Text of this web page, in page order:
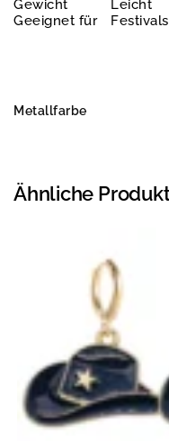
Gewicht
Leicht
Geeignet für
Metallfarbe
Ähnliche